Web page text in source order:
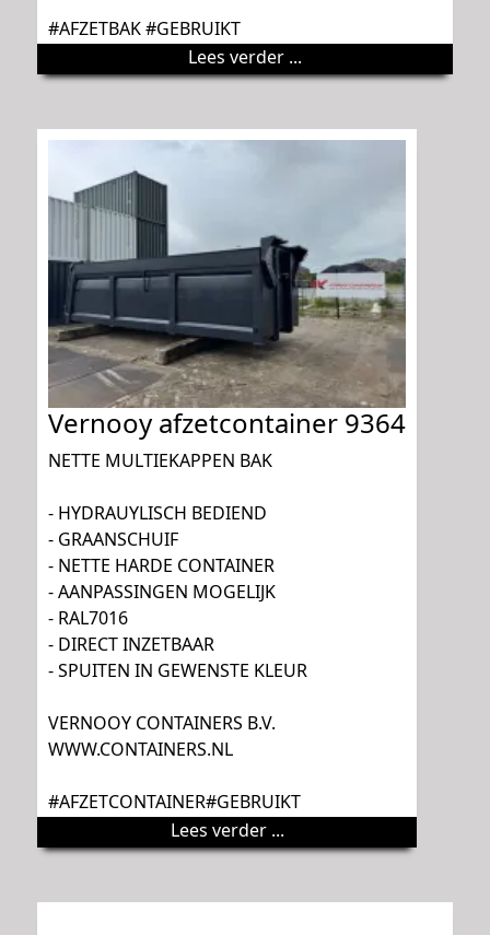
#AFZETBAK #GEBRUIKT
Lees verder ...
Vernooy afzetcontainer 9364
NETTE MULTIEKAPPEN BAK
- HYDRAUYLISCH BEDIEND
- GRAANSCHUIF
- NETTE HARDE CONTAINER
- AANPASSINGEN MOGELIJK
- RAL7016
- DIRECT INZETBAAR
- SPUITEN IN GEWENSTE KLEUR
VERNOOY CONTAINERS B.V.
WWW.CONTAINERS.NL
#AFZETCONTAINER#GEBRUIKT
Lees verder ...